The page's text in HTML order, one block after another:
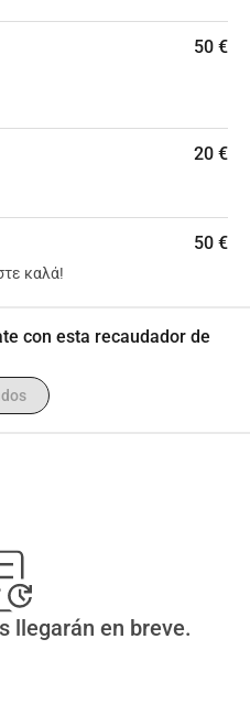
50 €
20 €
50 €
καλά!
con esta recaudador de
llegarán en breve.